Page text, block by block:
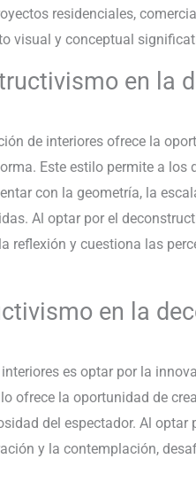
residenciales,
visual y conceptual
en la
de interiores ofrece la
Este estilo permite a los
con la geometría, la
Al optar por el
reflexión y cuestiona las
en la
es optar por la
ofrece la oportunidad de
del espectador. Al optar
y la contemplación,